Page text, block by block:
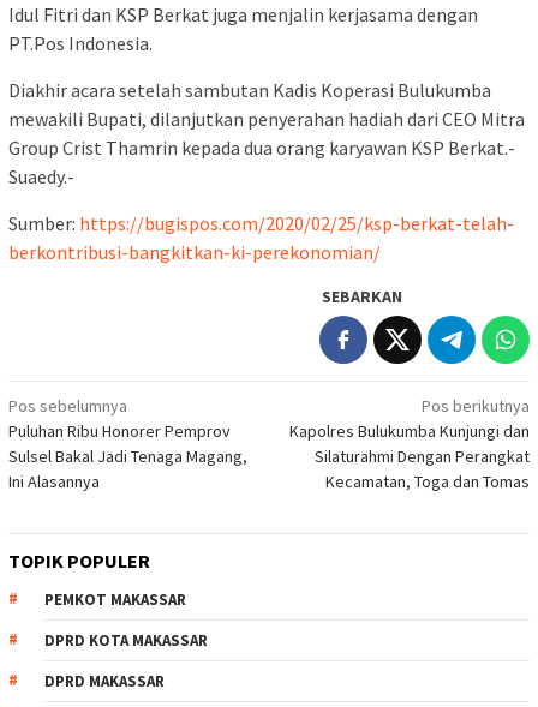
Idul Fitri dan KSP Berkat juga menjalin kerjasama dengan
PT.Pos Indonesia.
Diakhir acara setelah sambutan Kadis Koperasi Bulukumba
mewakili Bupati, dilanjutkan penyerahan hadiah dari CEO Mitra
Group Crist Thamrin kepada dua orang karyawan KSP Berkat.-
Suaedy.-
Sumber: https://bugispos.com/2020/02/25/ksp-berkat-telah-
berkontribusi-bangkitkan-ki-perekonomian/
SEBARKAN
Navigasi
pos
Pos sebelumnya
Puluhan Ribu Honorer Pemprov
Sulsel Bakal Jadi Tenaga Magang,
Ini Alasannya
Pos berikutnya
Kapolres Bulukumba Kunjungi dan
Silaturahmi Dengan Perangkat
Kecamatan, Toga dan Tomas
TOPIK POPULER
PEMKOT MAKASSAR
DPRD KOTA MAKASSAR
DPRD MAKASSAR